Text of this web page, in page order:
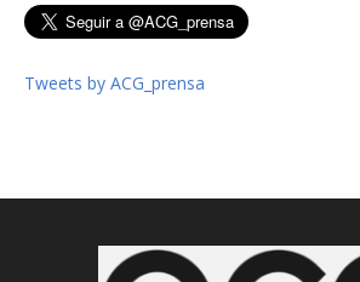
Tweets by ACG_prensa